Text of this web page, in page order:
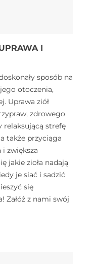
I
sposób na
otoczenia,
Uprawa ziół
zdrowego
relaksującą strefę
także przyciąga
zwiększa
jakie zioła nadają
je siać i sadzić
się
Załóż z nami swój